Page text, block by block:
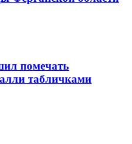
помечать
табличками